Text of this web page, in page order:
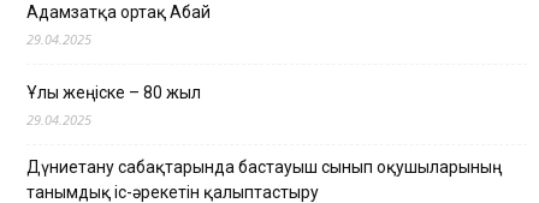
Адамзатқа ортақ Абай
29.04.2025
Ұлы жеңіске – 80 жыл
29.04.2025
Дүниетану сабақтарында бастауыш сынып оқушыларының
танымдық іс-әрекетін қалыптастыру